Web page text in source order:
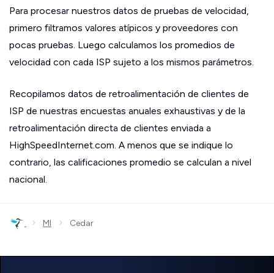
Para procesar nuestros datos de pruebas de velocidad,
primero filtramos valores atípicos y proveedores con
pocas pruebas. Luego calculamos los promedios de
velocidad con cada ISP sujeto a los mismos parámetros.
Recopilamos datos de retroalimentación de clientes de
ISP de nuestras encuestas anuales exhaustivas y de la
retroalimentación directa de clientes enviada a
HighSpeedInternet.com. A menos que se indique lo
contrario, las calificaciones promedio se calculan a nivel
nacional.
› MI › Cedar